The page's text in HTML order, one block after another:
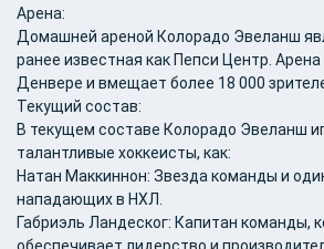
Арена:
Домашней ареной Колорадо Эвеланш
ранее известная как Пепси Центр.
Денвере и вмещает более 18 000
Текущий состав:
В текущем составе Колорадо Эвеланш
талантливые хоккеисты, как:
Натан Маккиннон: Звезда команды и
нападающих в НХЛ.
Габриэль Ландеског: Капитан команды,